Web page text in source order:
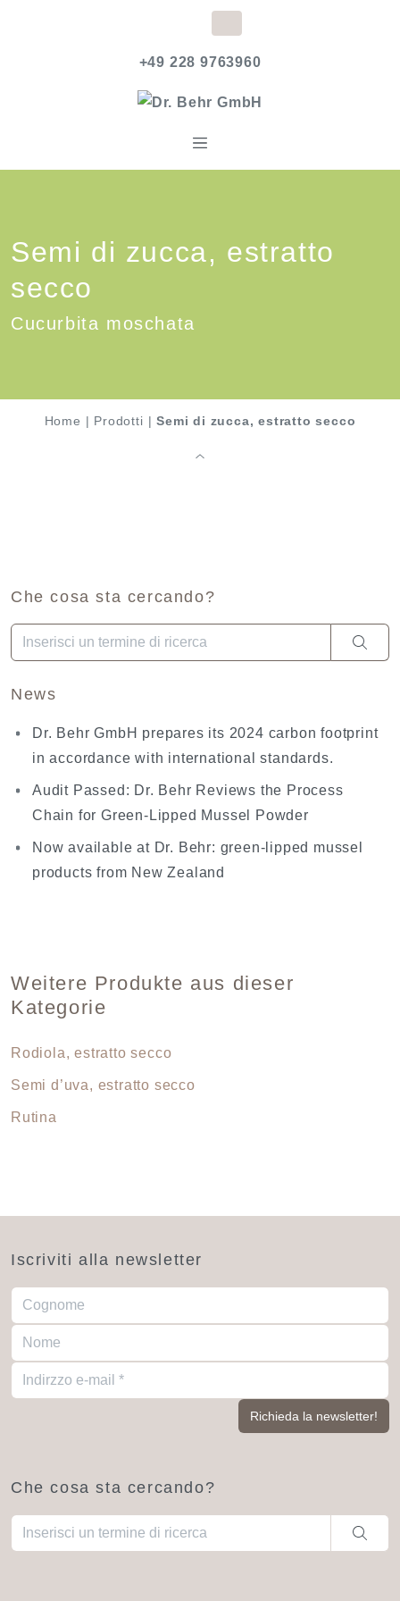
+49 228 9763960
Semi di zucca, estratto
secco
Cucurbita moschata
Home | Prodotti |Semi di zucca, estratto secco
Che cosa sta cercando?
Una volta che i risultati del completamento automatico
News
Dr. Behr GmbH prepares its 2024 carbon footprint
in accordance with international standards.
Audit Passed: Dr. Behr Reviews the Process
Chain for Green-Lipped Mussel Powder
Now available at Dr. Behr: green-lipped mussel
products from New Zealand
Weitere Produkte aus dieser
Kategorie
Rodiola, estratto secco
Semi d’uva, estratto secco
Rutina
Iscriviti alla newsletter
Che cosa sta cercando?
Una volta che i risultati del completamento automatico